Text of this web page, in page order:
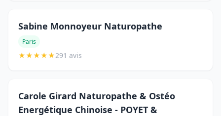
Sabine Monnoyeur Naturopathe
Paris
★★★★★291 avis
Carole Girard Naturopathe & Ostéo
Energétique Chinoise - POYET &